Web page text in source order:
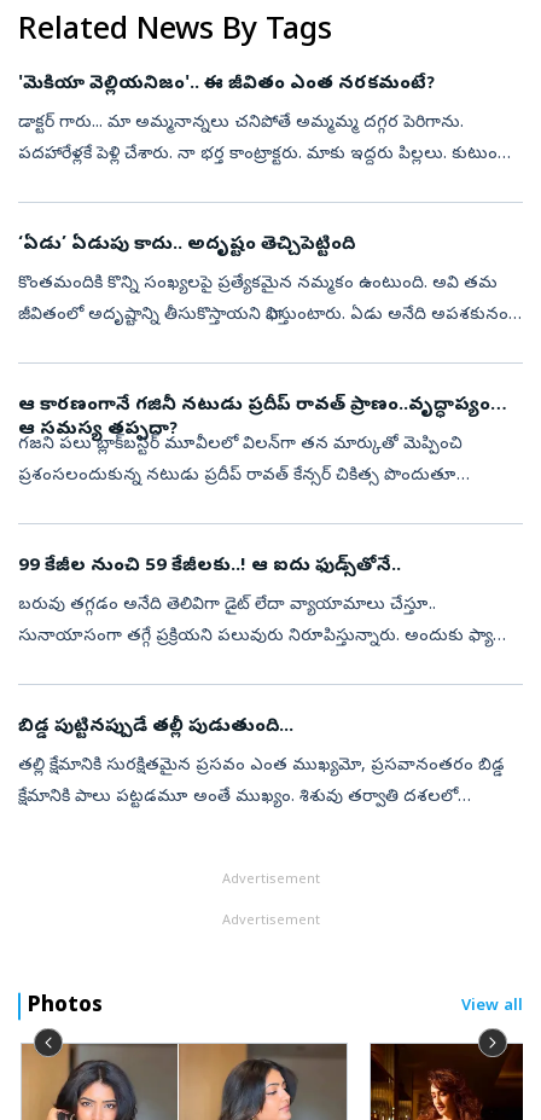
Related News By Tags
'మెకియా వెల్లియనిజం'.. ఈ జీవితం ఎంత నరకమంటే?
డాక్టర్‌ గారు... మా అమ్మనాన్నలు చనిపోతే అమ్మమ్మ దగ్గర పెరిగాను.
పదహారేళ్లకే పెళ్లి చేశారు. నా భర్త కాంట్రాక్టరు. మాకు ఇద్దరు పిల్లలు. కుటుంబం
‘ఏడు’ ఏడుపు కాదు.. అదృష్టం తెచ్చిపెట్టింది
కొంతమందికి కొన్ని సంఖ్యలపై ప్రత్యేకమైన నమ్మకం ఉంటుంది. అవి తమ
జీవితంలో అదృష్టాన్ని తీసుకొస్తాయని భావిస్తుంటారు. ఏడు అనేది అపశకునం
ఆ కారణంగానే గజినీ నటుడు ప్రదీప్ రావత్ ప్రాణం..వృద్ధాప్యంలో
ఆ సమస్య తప్పదా?
గజని పలు బ్లాక్‌బస్టర్‌ మూవీలలో విలన్‌గా తన మార్కుతో మెప్పించి
ప్రశంసలందుకున్న నటుడు ప్రదీప్‌ రావత్‌ కేన్సర్‌ చికిత్స పొందుతూ
99 కేజీల నుంచి 59 కేజీలకు..! ఆ ఐదు ఫుడ్స్‌తోనే..
బరువు తగ్గడం అనేది తెలివిగా డైట్‌ లేదా వ్యాయామాలు చేస్తూ..
సునాయాసంగా తగ్గే ప్రక్రియని పలువురు నిరూపిస్తున్నారు. అందుకు ఫ్యాన్సీ
బిడ్డ పుట్టినప్పుడే తల్లీ పుడుతుంది...
తల్లి క్షేమానికి సురక్షితమైన ప్రసవం ఎంత ముఖ్యమో, ప్రసవానంతరం బిడ్డ
క్షేమానికి పాలు పట్టడమూ అంతే ముఖ్యం. శిశువు తర్వాతి దశలలో
Advertisement
Advertisement
Photos View all